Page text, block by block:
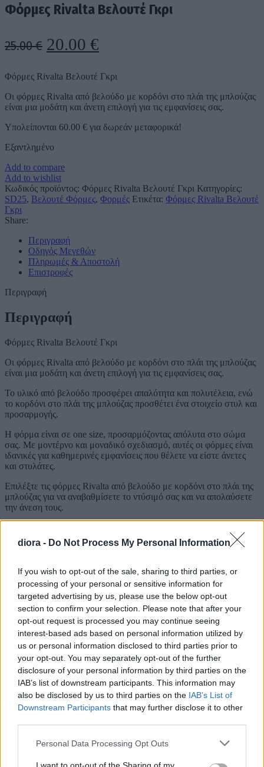
diora - Do Not Process My Personal Information
If you wish to opt-out of the sale, sharing to third parties, or
processing of your personal or sensitive information for
targeted advertising by us, please use the below opt-out
section to confirm your selection. Please note that after your
opt-out request is processed you may continue seeing
interest-based ads based on personal information utilized by
us or personal information disclosed to third parties prior to
your opt-out. You may separately opt-out of the further
disclosure of your personal information by third parties on the
IAB’s list of downstream participants. This information may
also be disclosed by us to third parties on the IAB’s List of
Downstream Participants that may further disclose it to other
Please note that this website/app uses one or more Google
Personal Data Processing Opt Outs
Φόρμες Rivalta Βελουτέ Γκρι
25.00€ Original
was:
25.00 €.
20.00 €
τιμή
είναι:
20.00 €.
Φόρμες Rivalta Βελουτέ Γκρι
Οι φόρμες Rivalta από βελούδο με κορδόνι στο πλάι της μπλούζας
είναι μια μοδάτη και άνετη επιλογή για τις εμφανίσεις σας.
Υπολείπονται 60.00 € για δωρεάν μεταφορικά!
Εξαντλημένο
Add to compare
Add to wishlist
Κωδικός προϊόντος: Φόρμες Rivalta Βελουτέ Γκρι Κατηγορίες:
SD25, Βελουτέ Φόρμες, Φορμές Ετικέτα: Φόρμες Rivalta Βελουτέ
Γκρι
Share:
Περιγραφή
Οδηγός Μεγεθών
Πληρωμές & Αποστολή
Επιστροφές
Περιγραφή
Περιγραφή
Φόρμες Rivalta Βελουτέ Γκρι
Οι φόρμες Rivalta από βελούδο με κορδόνι στο πλάι της μπλούζας
είναι μια μοδάτη και άνετη επιλογή για τις εμφανίσεις σας.
Το υλικό από βελούδο προσφέρει απαλότητα και πολυτέλεια, ενώ
το κορδόνι στο πλάι της μπλούζας προσθέτει ένα στοιχείο στυλ και
προσαρμογής.
Η φόρμα είναι σε one size, προσαρμόζοντας απόλυτα στο σώμα
σας. Με μοντέρνο και μοναδικό σχεδιασμό, αυτές οι φόρμες είναι
ιδανικές για καθημερινές εμφανίσεις που θέλετε να είστε άνετες
και στυλάτες.
Επιλέξτε τις φόρμες Rivalta από βελούδο με κορδόνι στο πλάι της
μπλούζας για να αναβαθμίσετε το ντύσιμό σας και να απολαύσετε
την άνεση τους.
Οδηγός Μεγεθών
Μέγεθος Στήθος (cm) Μέση (cm) Περιφέρεια (cm)
S 84-88 64-68 90-94
M 88-92 68-72 94-98
L 92-96 72-76
98-102
Πληρωμές & Αποστολή
Τρόποι Πληρωμής
Αντικαταβολή (κόστος 1€)
επιβεβαίωση πληρωμής)